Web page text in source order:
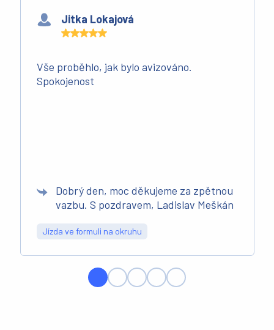
Jitka Lokajová
Vše proběhlo, jak bylo avizováno.
Spokojenost
Dobrý den, moc děkujeme za zpětnou
vazbu. S pozdravem, Ladislav Meškán
Jízda ve formuli na okruhu